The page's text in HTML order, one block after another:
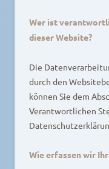
Wer ist
dieser Website?
Die
durch den
können Sie dem
Verantwortlichen
Wie erfassen wir